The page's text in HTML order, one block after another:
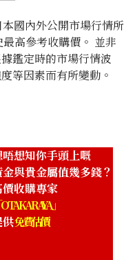
國內外公開市場行情所
高參考收購價。 並非
鑑定時的市場行情波
等因素而有所變動。
唔想知你手頭上嘅
金與貴金屬值幾多錢？
價收購專家
OTAKARAYA」
供免費估價